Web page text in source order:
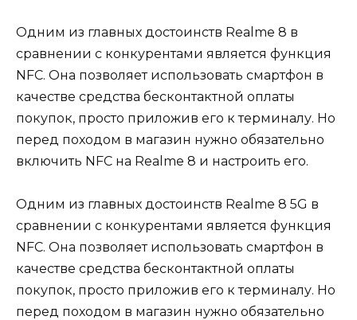
Одним из главных достоинств Realme 8 в
сравнении с конкурентами является функция
NFC. Она позволяет использовать смартфон в
качестве средства бесконтактной оплаты
покупок, просто приложив его к терминалу. Но
перед походом в магазин нужно обязательно
включить NFC на Realme 8 и настроить его.
Одним из главных достоинств Realme 8 5G в
сравнении с конкурентами является функция
NFC. Она позволяет использовать смартфон в
качестве средства бесконтактной оплаты
покупок, просто приложив его к терминалу. Но
перед походом в магазин нужно обязательно